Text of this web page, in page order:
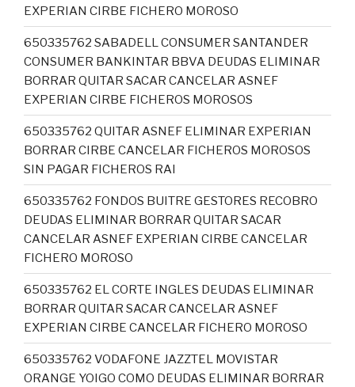
EXPERIAN CIRBE FICHERO MOROSO
650335762 SABADELL CONSUMER SANTANDER
CONSUMER BANKINTAR BBVA DEUDAS ELIMINAR
BORRAR QUITAR SACAR CANCELAR ASNEF
EXPERIAN CIRBE FICHEROS MOROSOS
650335762 QUITAR ASNEF ELIMINAR EXPERIAN
BORRAR CIRBE CANCELAR FICHEROS MOROSOS
SIN PAGAR FICHEROS RAI
650335762 FONDOS BUITRE GESTORES RECOBRO
DEUDAS ELIMINAR BORRAR QUITAR SACAR
CANCELAR ASNEF EXPERIAN CIRBE CANCELAR
FICHERO MOROSO
650335762 EL CORTE INGLES DEUDAS ELIMINAR
BORRAR QUITAR SACAR CANCELAR ASNEF
EXPERIAN CIRBE CANCELAR FICHERO MOROSO
650335762 VODAFONE JAZZTEL MOVISTAR
ORANGE YOIGO COMO DEUDAS ELIMINAR BORRAR